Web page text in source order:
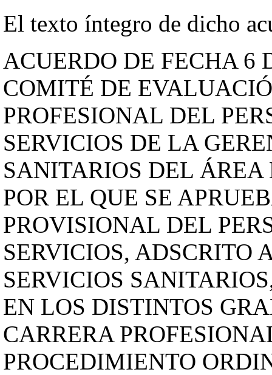
El texto íntegro de dicho
ACUERDO DE FECHA 6
COMITÉ DE
PROFESIONAL DEL
SERVICIOS DE LA
SANITARIOS DEL
POR EL QUE SE
PROVISIONAL DEL
SERVICIOS, ADSCRITO
SERVICIOS
EN LOS DISTINTOS
CARRERA
PROCEDIMIENTO